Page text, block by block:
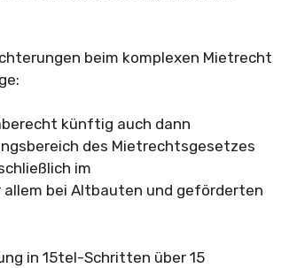
beim komplexen Mietrecht
künftig auch dann
des Mietrechtsgesetzes
im
allem bei Altbauten und geförderten
in 15tel-Schritten über 15